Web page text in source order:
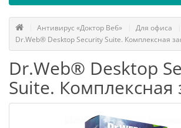
Антивирус «Доктор Веб» Для офиса
Dr.Web® Desktop Security Suite. Комплексная
Dr.Web® Desktop
Suite. Комплексная